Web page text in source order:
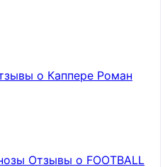
о Каппере Роман
Отзывы о FOOTBALL